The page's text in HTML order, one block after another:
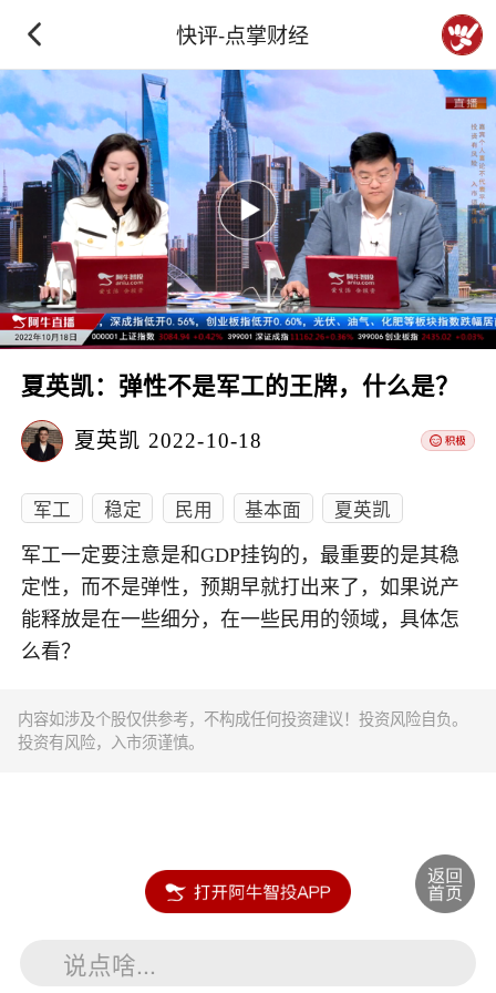
快评-点掌财经
夏英凯：弹性不是军工的王牌，什么是？
夏英凯 2022-10-18
军工 稳定 民用 基本面 夏英凯
军工一定要注意是和GDP挂钩的，最重要的是其稳
定性，而不是弹性，预期早就打出来了，如果说产
能释放是在一些细分，在一些民用的领域，具体怎
么看？
内容如涉及个股仅供参考，不构成任何投资建议！投资风险自负。
投资有风险，入市须谨慎。
说点啥...